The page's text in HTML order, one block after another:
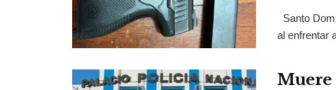
Santo
al enfrentar
Muere